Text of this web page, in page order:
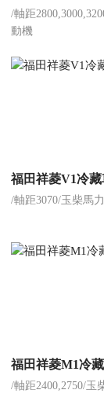
/軸距
動機
福田祥菱V1冷藏
/軸距3070/玉柴馬
福田祥菱M1冷
/軸距2400,2750/玉